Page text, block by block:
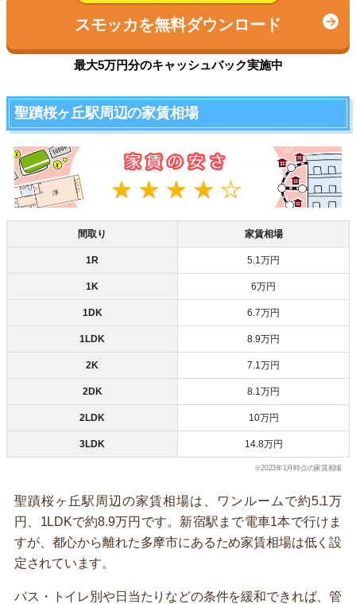
スモッカを無料ダウンロード
最大5万円分のキャッシュバック実施中
聖蹟桜ヶ丘駅周辺の家賃相場
間取り 家賃相場
1R 5.1万円
1K 6万円
1DK 6.7万円
1LDK 8.9万円
2K 7.1万円
2DK 8.1万円
2LDK 10万円
3LDK 14.8万円
※2023年1月時点の家賃相場
聖蹟桜ヶ丘駅周辺の家賃相場は、ワンルームで約5.1万
円、1LDKで約8.9万円です。新宿駅まで電車1本で行けま
すが、都心から離れた多摩市にあるため家賃相場は低く設
定されています。
バス・トイレ別や日当たりなどの条件を緩和できれば、管